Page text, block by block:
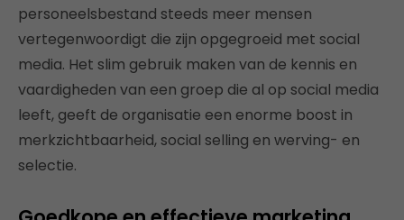
personeelsbestand steeds meer mensen
vertegenwoordigt die zijn opgegroeid met social
media. Het slim gebruik maken van de kennis en
vaardigheden van een groep die al op social media
leeft, geeft de organisatie een enorme boost in
merkzichtbaarheid, social selling en werving- en
selectie.